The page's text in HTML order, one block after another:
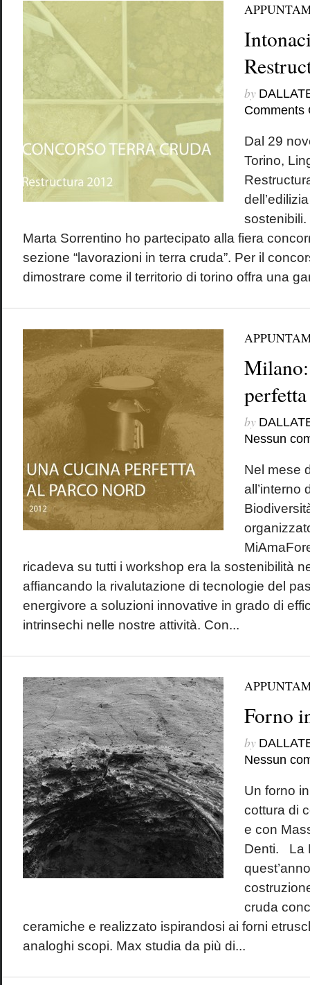
by
Comments
Dal 29
Torino,
sostenibili.
Marta Sorrentino ho partecipato alla fiera
sezione “lavorazioni in terra cruda”. Per il
dimostrare come il territorio di torino offra una
by
Nessun
Nel mese
all’interno
ricadeva su tutti i workshop era la sostenibilità
affiancando la rivalutazione di tecnologie del
energivore a soluzioni innovative in grado di
intrinsechi nelle nostre attività. Con...
Forno
by
Nessun
Un forno
cottura di
e con
Denti. La
cruda
ceramiche e realizzato ispirandosi ai forni
analoghi scopi. Max studia da più di...